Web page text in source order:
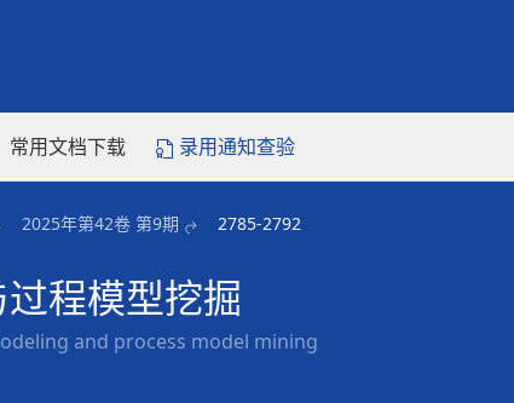
常用文档下载 录用通知查验
2025年第42卷 第9期 2785-2792
程模型挖掘
and process model mining